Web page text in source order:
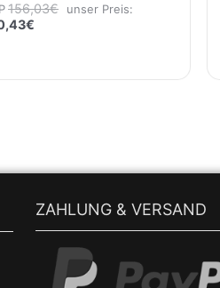
156,03€ unser Preis:
€
ZAHLUNG & VERSAND